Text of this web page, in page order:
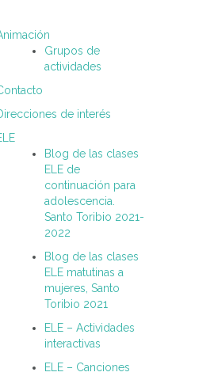
Grupos de
actividades
de interés
Blog de las clases
ELE de
continuación para
adolescencia.
Santo Toribio 2021-
2022
Blog de las clases
ELE matutinas a
mujeres, Santo
Toribio 2021
ELE – Actividades
interactivas
ELE – Canciones